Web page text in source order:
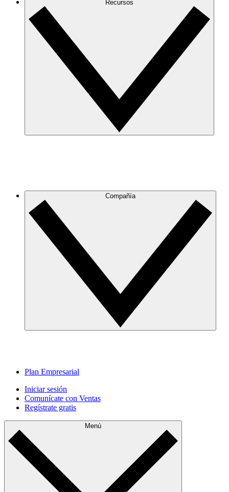
Recursos
Compañía
Plan Empresarial
Iniciar sesión
Comunícate con Ventas
Regístrate gratis
Menú